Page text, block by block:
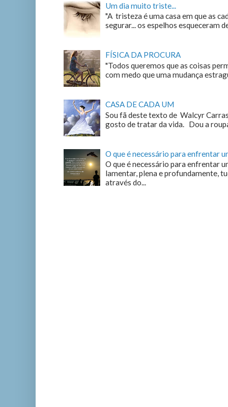
Um dia muito triste...
"A tristeza é uma casa em que as
segurar... os espelhos esqueceram
FÍSICA DA PROCURA
"Todos queremos que as coisas
com medo que uma mudança
CASA DE CADA UM
Sou fã deste texto de Walcyr
gosto de tratar da vida. Dou a
O que é necessário para enfrentar
O que é necessário para enfrentar
lamentar, plena e profundamente,
através do...